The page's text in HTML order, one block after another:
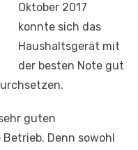
Oktober 2017
konnte sich das
Haushaltsgerät mit
der besten Note gut
guten
Denn sowohl